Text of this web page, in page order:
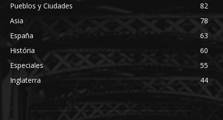
Pueblos y Ciudades
82
Asia
78
España
63
História
60
Especiales
55
Inglaterra
44